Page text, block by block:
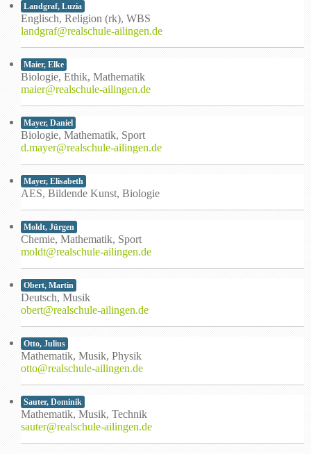
Landgraf, Luzia
Englisch, Religion (rk), WBS
landgraf@realschule-ailingen.de
Maier, Elke
Biologie, Ethik, Mathematik
maier@realschule-ailingen.de
Mayer, Daniel
Biologie, Mathematik, Sport
d.mayer@realschule-ailingen.de
Mayer, Elisabeth
AES, Bildende Kunst, Biologie
Moldt, Jürgen
Chemie, Mathematik, Sport
moldt@realschule-ailingen.de
Obert, Martin
Deutsch, Musik
obert@realschule-ailingen.de
Otto, Julius
Mathematik, Musik, Physik
otto@realschule-ailingen.de
Sauter, Dominik
Mathematik, Musik, Technik
sauter@realschule-ailingen.de